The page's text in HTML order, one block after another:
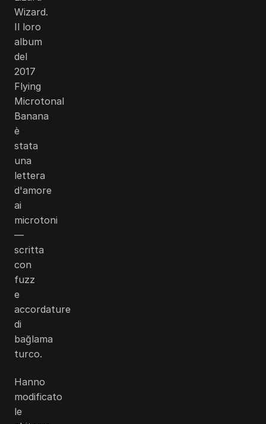
Wizard.
Il loro
album
del
2017
Flying
Microtonal
Banana
è
stata
una
lettera
d'amore
ai
microtoni
—
scritta
con
fuzz
e
accordature
di
bağlama
turco.
Hanno
modificato
le